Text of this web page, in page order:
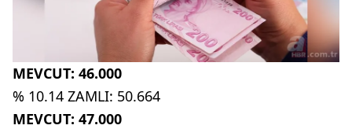
MEVCUT: 46.000
% 10.14 ZAMLI: 50.664
MEVCUT: 47.000